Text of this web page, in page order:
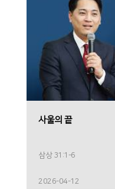
사울의 끝
삼상 31:1-6
2026-04-12